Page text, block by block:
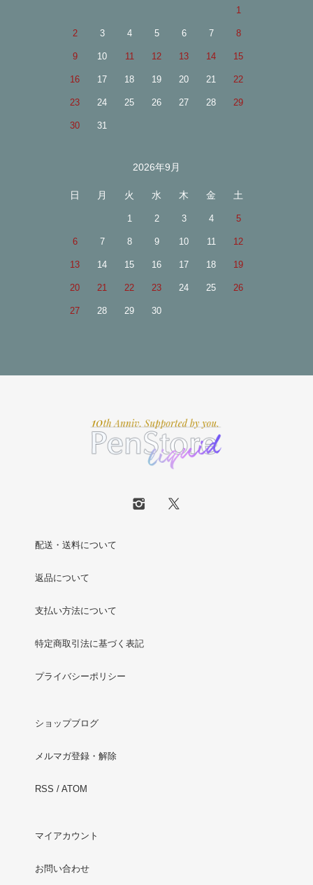
1
2 3 4 5 6 7 8
9 10 11 12 13 14 15
16 17 18 19 20 21 22
23 24 25 26 27 28 29
30 31
2026年9月
日 月 火 水 木 金 土
1 2 3 4 5
6 7 8 9 10 11 12
13 14 15 16 17 18 19
20 21 22 23 24 25 26
27 28 29 30
配送・送料について
返品について
支払い方法について
特定商取引法に基づく表記
プライバシーポリシー
ショップブログ
メルマガ登録・解除
RSS / ATOM
マイアカウント
お問い合わせ